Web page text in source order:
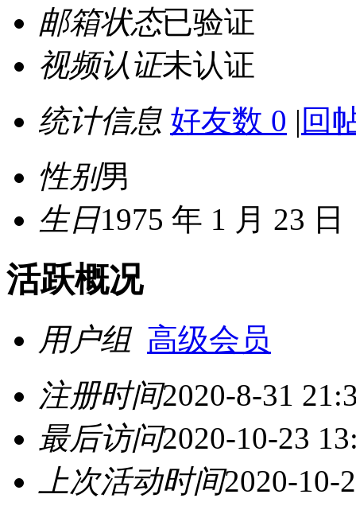
邮箱状态已验证
视频认证未认证
统计信息 好友数 0 | 回
性别男
生日1975 年 1 月 23 日
活跃概况
用户组 高级会员
注册时间2020-8-31
最后访问2020-10-23
上次活动时间2020-10-